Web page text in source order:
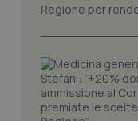
Regione per